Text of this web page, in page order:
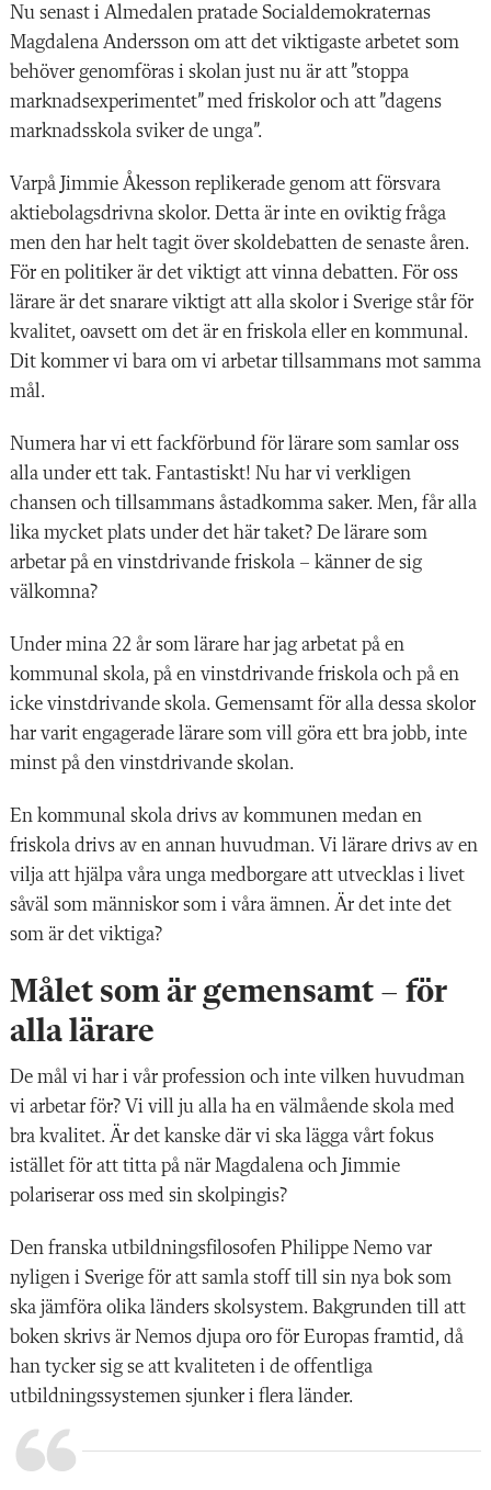
Nu senast i Almedalen pratade Socialdemokraternas
Magdalena Andersson om att det viktigaste arbetet som
behöver genomföras i skolan just nu är att ”stoppa
marknadsexperimentet” med friskolor och att ”dagens
marknadsskola sviker de unga”.
Varpå Jimmie Åkesson replikerade genom att försvara
aktiebolagsdrivna skolor. Detta är inte en oviktig fråga
men den har helt tagit över skoldebatten de senaste åren.
För en politiker är det viktigt att vinna debatten. För oss
lärare är det snarare viktigt att alla skolor i Sverige står för
kvalitet, oavsett om det är en friskola eller en kommunal.
Dit kommer vi bara om vi arbetar tillsammans mot samma
mål.
Numera har vi ett fackförbund för lärare som samlar oss
alla under ett tak. Fantastiskt! Nu har vi verkligen
chansen och tillsammans åstadkomma saker. Men, får alla
lika mycket plats under det här taket? De lärare som
arbetar på en vinstdrivande friskola – känner de sig
välkomna?
Under mina 22 år som lärare har jag arbetat på en
kommunal skola, på en vinstdrivande friskola och på en
icke vinstdrivande skola. Gemensamt för alla dessa skolor
har varit engagerade lärare som vill göra ett bra jobb, inte
minst på den vinstdrivande skolan.
En kommunal skola drivs av kommunen medan en
friskola drivs av en annan huvudman. Vi lärare drivs av en
vilja att hjälpa våra unga medborgare att utvecklas i livet
såväl som människor som i våra ämnen. Är det inte det
som är det viktiga?
Målet som är gemensamt – för
alla lärare
De mål vi har i vår profession och inte vilken huvudman
vi arbetar för? Vi vill ju alla ha en välmående skola med
bra kvalitet. Är det kanske där vi ska lägga vårt fokus
istället för att titta på när Magdalena och Jimmie
polariserar oss med sin skolpingis?
Den franska utbildningsfilosofen Philippe Nemo var
nyligen i Sverige för att samla stoff till sin nya bok som
ska jämföra olika länders skolsystem. Bakgrunden till att
boken skrivs är Nemos djupa oro för Europas framtid, då
han tycker sig se att kvaliteten i de offentliga
utbildningssystemen sjunker i flera länder.